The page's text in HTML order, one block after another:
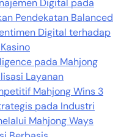
Digital pada
Pendekatan Balanced
Digital terhadap
pada Mahjong
Layanan
Mahjong Wins 3
pada Industri
Mahjong Ways